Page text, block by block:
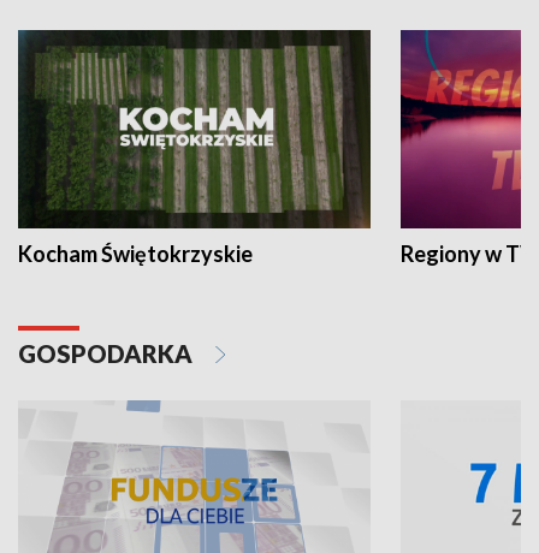
Kocham Świętokrzyskie Regiony w
GOSPODARKA